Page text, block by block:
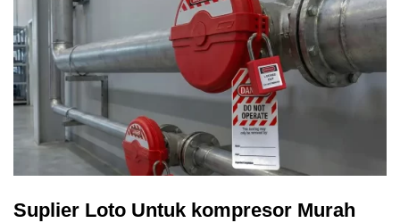
Suplier Loto Untuk kompresor Murah